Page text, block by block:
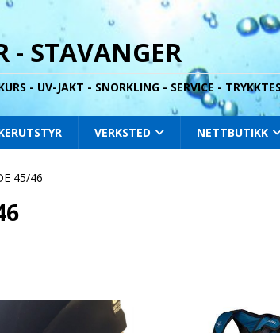
- STAVANGER
- UV-JAKT - SNORKLING - SERVICE -
VERKSTED NETTBUTIKK
45/46